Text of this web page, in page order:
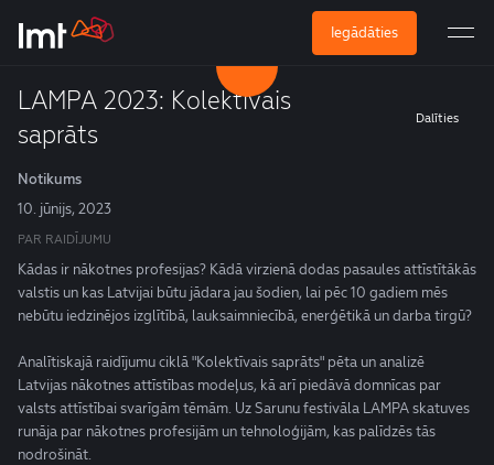
Iegādāties
LAMPA 2023: Kolektīvais
saprāts
Dalīties
Notikums
10. jūnijs, 2023
PAR RAIDĪJUMU
Kādas ir nākotnes profesijas? Kādā virzienā dodas pasaules attīstītākās
valstis un kas Latvijai būtu jādara jau šodien, lai pēc 10 gadiem mēs
nebūtu iedzinējos izglītībā, lauksaimniecībā, enerģētikā un darba tirgū?
Analītiskajā raidījumu ciklā "Kolektīvais saprāts" pēta un analizē
Latvijas nākotnes attīstības modeļus, kā arī piedāvā domnīcas par
valsts attīstībai svarīgām tēmām. Uz Sarunu festivāla LAMPA skatuves
runāja par nākotnes profesijām un tehnoloģijām, kas palīdzēs tās
nodrošināt.